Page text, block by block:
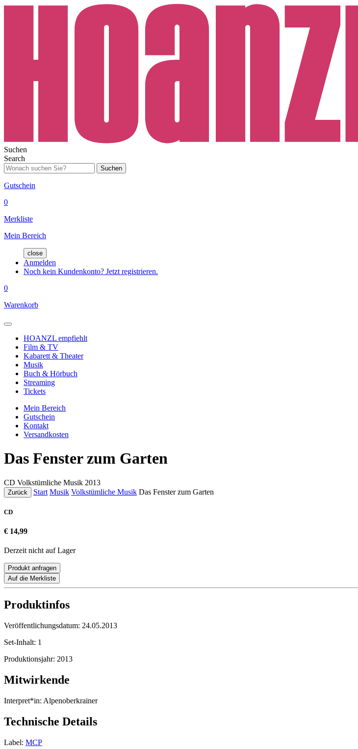
Suchen
Search
Suchen
Gutschein
0
Merkliste
Mein Bereich
close
Anmelden
Noch kein Kundenkonto? Jetzt registrieren.
0
Warenkorb
HOANZL empfiehlt
Film & TV
Kabarett & Theater
Musik
Buch & Hörbuch
Streaming
Tickets
Mein Bereich
Gutschein
Kontakt
Versandkosten
Das Fenster zum Garten
CD Volkstümliche Musik 2013
Zurück Start Musik Volkstümliche Musik Das Fenster zum Garten
CD
€ 14,99
Derzeit nicht auf Lager
Produkt anfragen
Auf die Merkliste
Produktinfos
Veröffentlichungsdatum: 24.05.2013
Set-Inhalt: 1
Produktionsjahr: 2013
Mitwirkende
Interpret*in: Alpenoberkrainer
Technische Details
Label: MCP